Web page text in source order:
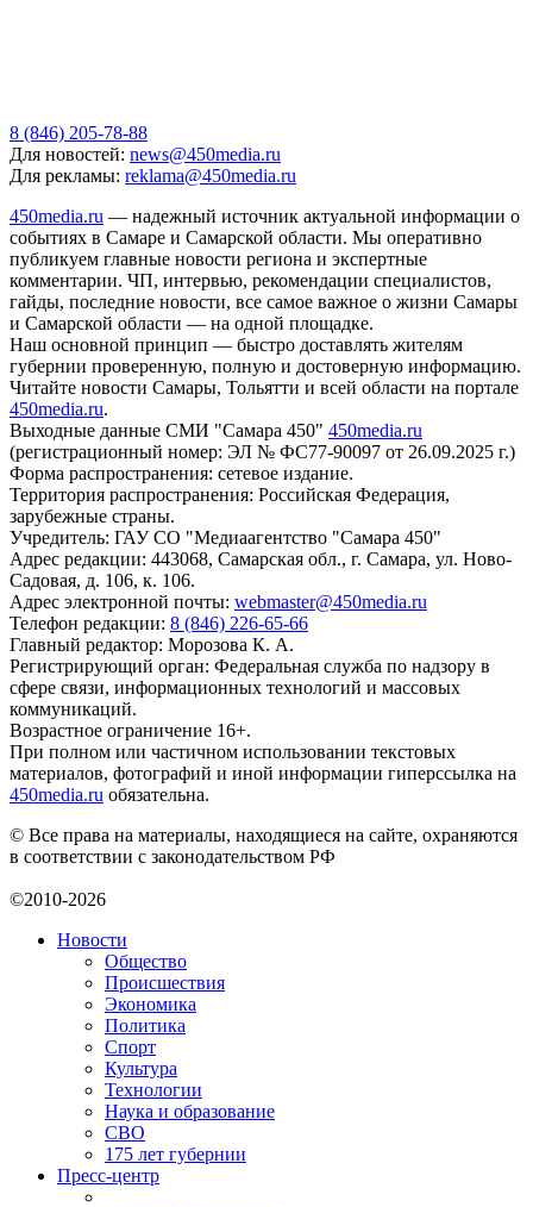
8 (846) 205-78-88
Для новостей: news@450media.ru
Для рекламы: reklama@450media.ru
450media.ru — надежный источник актуальной информации о
событиях в Самаре и Самарской области. Мы оперативно
публикуем главные новости региона и экспертные
комментарии. ЧП, интервью, рекомендации специалистов,
гайды, последние новости, все самое важное о жизни Самары
и Самарской области — на одной площадке.
Наш основной принцип — быстро доставлять жителям
губернии проверенную, полную и достоверную информацию.
Читайте новости Самары, Тольятти и всей области на портале
450media.ru.
Выходные данные СМИ "Самара 450" 450media.ru
(регистрационный номер: ЭЛ № ФС77-90097 от 26.09.2025 г.)
Форма распространения: сетевое издание.
Территория распространения: Российская Федерация,
зарубежные страны.
Учредитель: ГАУ СО "Медиаагентство "Самара 450"
Адрес редакции: 443068, Самарская обл., г. Самара, ул. Ново-
Садовая, д. 106, к. 106.
Адрес электронной почты: webmaster@450media.ru
Телефон редакции: 8 (846) 226-65-66
Главный редактор: Морозова К. А.
Регистрирующий орган: Федеральная служба по надзору в
сфере связи, информационных технологий и массовых
коммуникаций.
Возрастное ограничение 16+.
При полном или частичном использовании текстовых
материалов, фотографий и иной информации гиперссылка на
450media.ru обязательна.
© Все права на материалы, находящиеся на сайте, охраняются
в соответствии с законодательством РФ
©2010-2026
Новости
Общество
Происшествия
Экономика
Политика
Спорт
Культура
Технологии
Наука и образование
СВО
175 лет губернии
Пресс-центр